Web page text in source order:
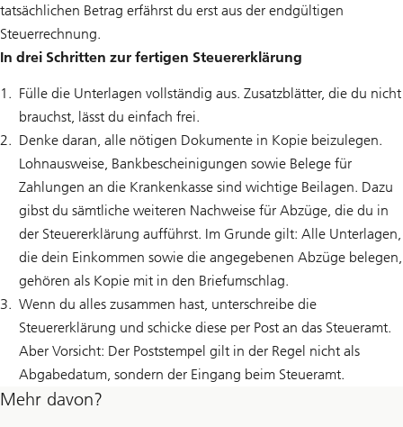
tatsächlichen Betrag erfährst du erst aus der endgültigen
Steuerrechnung.
In drei Schritten zur fertigen Steuererklärung
Fülle die Unterlagen vollständig aus. Zusatzblätter, die du nicht
brauchst, lässt du einfach frei.
Denke daran, alle nötigen Dokumente in Kopie beizulegen.
Lohnausweise, Bankbescheinigungen sowie Belege für
Zahlungen an die Krankenkasse sind wichtige Beilagen. Dazu
gibst du sämtliche weiteren Nachweise für Abzüge, die du in
der Steuererklärung aufführst. Im Grunde gilt: Alle Unterlagen,
die dein Einkommen sowie die angegebenen Abzüge belegen,
gehören als Kopie mit in den Briefumschlag.
Wenn du alles zusammen hast, unterschreibe die
Steuererklärung und schicke diese per Post an das Steueramt.
Aber Vorsicht: Der Poststempel gilt in der Regel nicht als
Abgabedatum, sondern der Eingang beim Steueramt.
Mehr davon?